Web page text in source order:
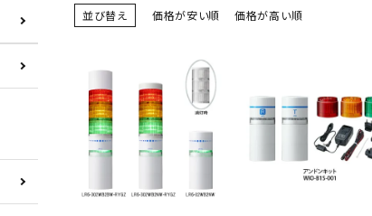
並び替え 価格が安い順 価格が高い順